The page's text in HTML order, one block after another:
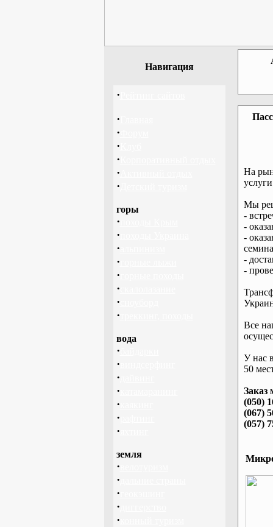
Навигация
·
·
·
·
·
·
·
горы
·
·
·
·
·
·
·
·
вода
·
·
·
·
·
·
·
земля
·
·
·
·
·
На
Мы
-
-
-
-
-
Все
У нас
50
Заказ
(050)
(067)
(057)